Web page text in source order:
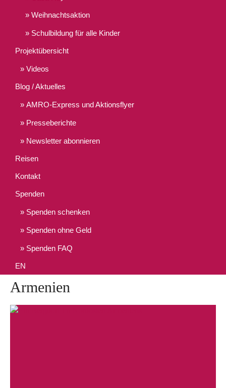
Weihnachtsaktion
Schulbildung für alle Kinder
Projektübersicht
Videos
Blog / Aktuelles
AMRO-Express und Aktionsflyer
Presseberichte
Newsletter abonnieren
Reisen
Kontakt
Spenden
Spenden schenken
Spenden ohne Geld
Spenden FAQ
EN
Armenien